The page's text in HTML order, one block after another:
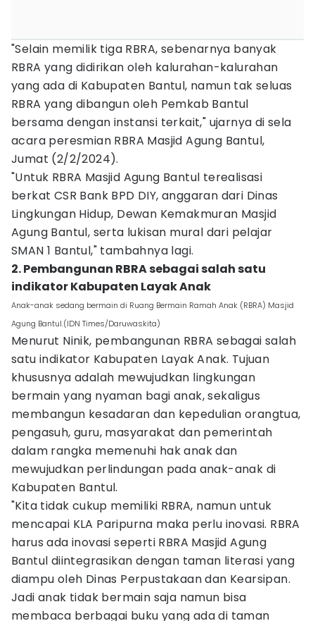
"Selain memilik tiga RBRA, sebenarnya banyak
RBRA yang didirikan oleh kalurahan-kalurahan
yang ada di Kabupaten Bantul, namun tak seluas
RBRA yang dibangun oleh Pemkab Bantul
bersama dengan instansi terkait," ujarnya di sela
acara peresmian RBRA Masjid Agung Bantul,
Jumat (2/2/2024).
"Untuk RBRA Masjid Agung Bantul terealisasi
berkat CSR Bank BPD DIY, anggaran dari Dinas
Lingkungan Hidup, Dewan Kemakmuran Masjid
Agung Bantul, serta lukisan mural dari pelajar
SMAN 1 Bantul," tambahnya lagi.
2. Pembangunan RBRA sebagai salah satu
indikator Kabupaten Layak Anak
Anak-anak sedang bermain di Ruang Bermain Ramah Anak (RBRA) Masjid
Agung Bantul.(IDN Times/Daruwaskita)
Menurut Ninik, pembangunan RBRA sebagai salah
satu indikator Kabupaten Layak Anak. Tujuan
khususnya adalah mewujudkan lingkungan
bermain yang nyaman bagi anak, sekaligus
membangun kesadaran dan kepedulian orangtua,
pengasuh, guru, masyarakat dan pemerintah
dalam rangka memenuhi hak anak dan
mewujudkan perlindungan pada anak-anak di
Kabupaten Bantul.
"Kita tidak cukup memiliki RBRA, namun untuk
mencapai KLA Paripurna maka perlu inovasi. RBRA
harus ada inovasi seperti RBRA Masjid Agung
Bantul diintegrasikan dengan taman literasi yang
diampu oleh Dinas Perpustakaan dan Kearsipan.
Jadi anak tidak bermain saja namun bisa
membaca berbagai buku yang ada di taman